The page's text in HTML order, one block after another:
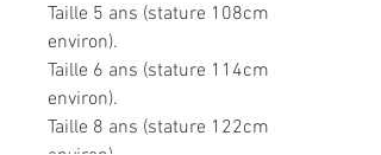
Taille 5 ans (stature 108cm
environ).
Taille 6 ans (stature 114cm
environ).
Taille 8 ans (stature 122cm